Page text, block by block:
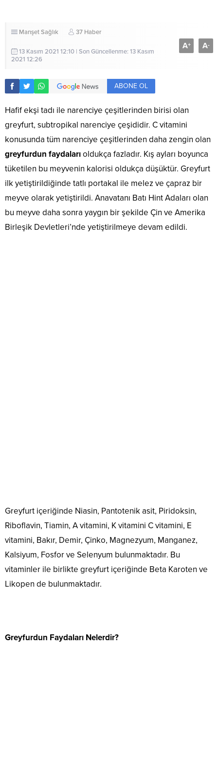
ManşetSağlık 37 Haber
13 Kasım 2021 12:10 | Son Güncellenme: 13 Kasım
2021 12:26
A+ A-
ABONE OL
Hafif ekşi tadı ile narenciye çeşitlerinden birisi olan
greyfurt, subtropikal narenciye çeşididir. C vitamini
konusunda tüm narenciye çeşitlerinden daha zengin olan
greyfurdun faydalarıoldukça fazladır. Kış ayları boyunca
tüketilen bu meyvenin kalorisi oldukça düşüktür. Greyfurt
ilk yetiştirildiğinde tatlı portakal ile melez ve çapraz bir
meyve olarak yetiştirildi. Anavatanı Batı Hint Adaları olan
bu meyve daha sonra yaygın bir şekilde Çin ve Amerika
Birleşik Devletleri’nde yetiştirilmeye devam edildi.
Greyfurt içeriğinde Niasin, Pantotenik asit, Piridoksin,
Riboflavin, Tiamin, A vitamini, K vitamini C vitamini, E
vitamini, Bakır, Demir, Çinko, Magnezyum, Manganez,
Kalsiyum, Fosfor ve Selenyum bulunmaktadır. Bu
vitaminler ile birlikte greyfurt içeriğinde Beta Karoten ve
Likopen de bulunmaktadır.
Greyfurdun Faydaları Nelerdir?